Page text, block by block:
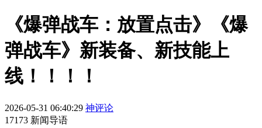
《爆弹战车：放置点击》《爆
弹战车》新装备、新技能上
线！！！！
2026-05-31 06:40:29 神评论
17173 新闻导语